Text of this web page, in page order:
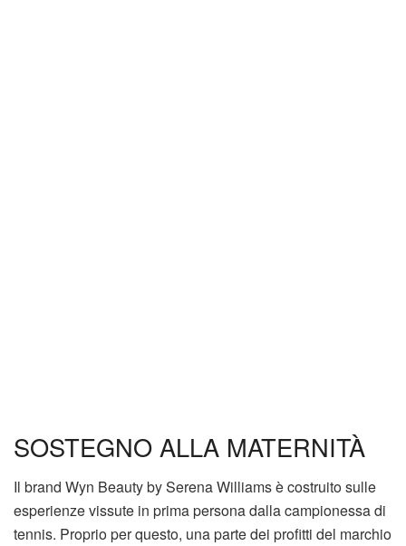
SOSTEGNO ALLA MATERNITÀ
Il brand Wyn Beauty by Serena Williams è costruito sulle
esperienze vissute in prima persona dalla campionessa di
tennis. Proprio per questo, una parte dei profitti del marchio